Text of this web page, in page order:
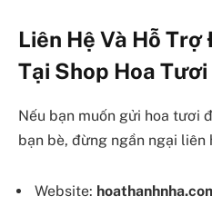
Liên Hệ Và Hỗ
Tại Shop Hoa
Nếu bạn muốn gửi hoa tươi
bạn bè, đừng ngần ngại liên
Website: